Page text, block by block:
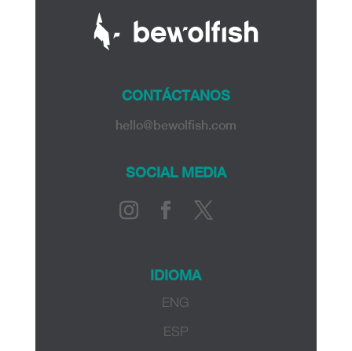
CONTÁCTANOS
hello@bewolfish.com
SOCIAL MEDIA
IDIOMA
ENG
ESP